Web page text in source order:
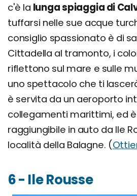
c'è la lunga spiaggia di
tuffarsi nelle sue acque
consiglio spassionato è di
Cittadella al tramonto, i
riflettono sul mare e sulle
uno spettacolo che ti
è servita da un aeroporto
collegamenti marittimi, ed
raggiungibile in auto da Ile
località della Balagne. (
6 - Ile Rousse